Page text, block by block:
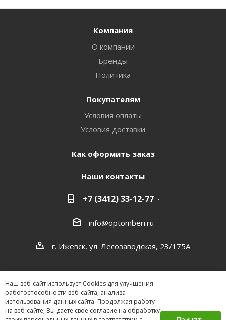
Наш веб-сайт использует Cookies для улучшения
работоспособности веб-сайта, анализа
использования данных сайта. Продолжая работу
на веб-сайте, Вы даете свое согласие на обработку
Компания
О компании
Бренды
Политика
Покупателям
Условия оплаты
Условия доставки
Как оформить заказ
Наши контакты
+7 (3412) 33-12-77
info@optomberi.ru
г. Ижевск, ул. Лесозаводская, 23/175А
2026 ©